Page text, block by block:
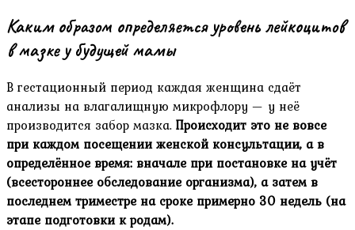
Каким образом определяется уровень лейкоцитов
в мазке у будущей мамы
В гестационный период каждая женщина сдаёт
анализы на влагалищную микрофлору — у неё
производится забор мазка. Происходит это не вовсе
при каждом посещении женской консультации, а в
определённое время: вначале при постановке на учёт
(всестороннее обследование организма), а затем в
последнем триместре на сроке примерно 30 недель (на
этапе подготовки к родам).